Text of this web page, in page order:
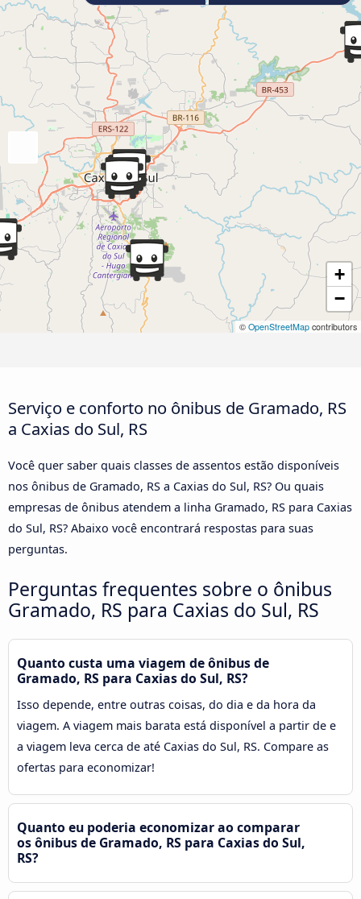
+
−
© OpenStreetMap contributors
Serviço e conforto no ônibus de Gramado, RS
a Caxias do Sul, RS
Você quer saber quais classes de assentos estão disponíveis
nos ônibus de Gramado, RS a Caxias do Sul, RS? Ou quais
empresas de ônibus atendem a linha Gramado, RS para Caxias
do Sul, RS? Abaixo você encontrará respostas para suas
perguntas.
Perguntas frequentes sobre o ônibus
Gramado, RS para Caxias do Sul, RS
Quanto custa uma viagem de ônibus de
Gramado, RS para Caxias do Sul, RS?
Isso depende, entre outras coisas, do dia e da hora da
viagem. A viagem mais barata está disponível a partir de e
a viagem leva cerca de até Caxias do Sul, RS. Compare as
ofertas para economizar!
Quanto eu poderia economizar ao comparar
os ônibus de Gramado, RS para Caxias do Sul,
RS?